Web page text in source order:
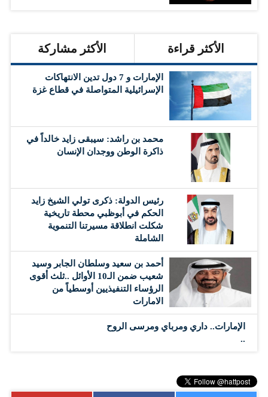
الأكثر قراءة الأكثر مشاركة
الإمارات و 7 دول تدين الانتهاكات
الإسرائيلية المتواصلة في قطاع غزة
محمد بن راشد: سيبقى زايد خالداً في
ذاكرة الوطن ووجدان الإنسان
رئيس الدولة: ذكرى تولي الشيخ زايد
الحكم في أبوظبي محطة تاريخية
شكلت انطلاقة مسيرتنا التنموية
الشاملة
أحمد بن سعيد وسلطان الجابر وسيد
شعيب ضمن الـ10 الأوائل ..ثلث أقوى
الرؤساء التنفيذيين أوسطياً من
الامارات
الإمارات.. داري ومرباي ومرسى الروح
..